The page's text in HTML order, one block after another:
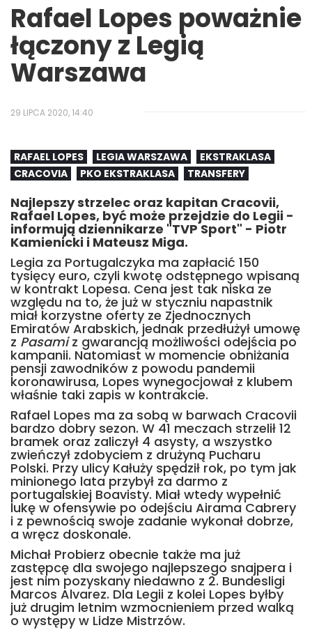
Rafael Lopes poważnie
łączony z Legią
Warszawa
29 LIPCA 2020, 14:40
RAFAEL LOPES LEGIA WARSZAWA
EKSTRAKLASA
CRACOVIA
PKO EKSTRAKLASA TRANSFERY
Najlepszy strzelec oraz kapitan Cracovii,
Rafael Lopes, być może przejdzie do Legii -
informują dziennikarze "TVP Sport" - Piotr
Kamienicki i Mateusz Miga.
Legia za Portugalczyka ma zapłacić 150
tysięcy euro, czyli kwotę odstępnego wpisaną
w kontrakt Lopesa. Cena jest tak niska ze
względu na to, że już w styczniu napastnik
miał korzystne oferty ze Zjednocznych
Emiratów Arabskich, jednak przedłużył umowę
z Pasamiz gwarancją możliwości odejścia po
kampanii. Natomiast w momencie obniżania
pensji zawodników z powodu pandemii
koronawirusa, Lopes wynegocjował z klubem
właśnie taki zapis w kontrakcie.
Rafael Lopes ma za sobą w barwach Cracovii
bardzo dobry sezon. W 41 meczach strzelił 12
bramek oraz zaliczył 4 asysty, a wszystko
zwieńczył zdobyciem z drużyną Pucharu
Polski. Przy ulicy Kałuży spędził rok, po tym jak
minionego lata przybył za darmo z
portugalskiej Boavisty. Miał wtedy wypełnić
lukę w ofensywie po odejściu Airama Cabrery
i z pewnością swoje zadanie wykonał dobrze,
a wręcz doskonale.
Michał Probierz obecnie także ma już
zastępcę dla swojego najlepszego snajpera i
jest nim pozyskany niedawno z 2. Bundesligi
Marcos Alvarez. Dla Legii z kolei Lopes byłby
już drugim letnim wzmocnieniem przed walką
o występy w Lidze Mistrzów.